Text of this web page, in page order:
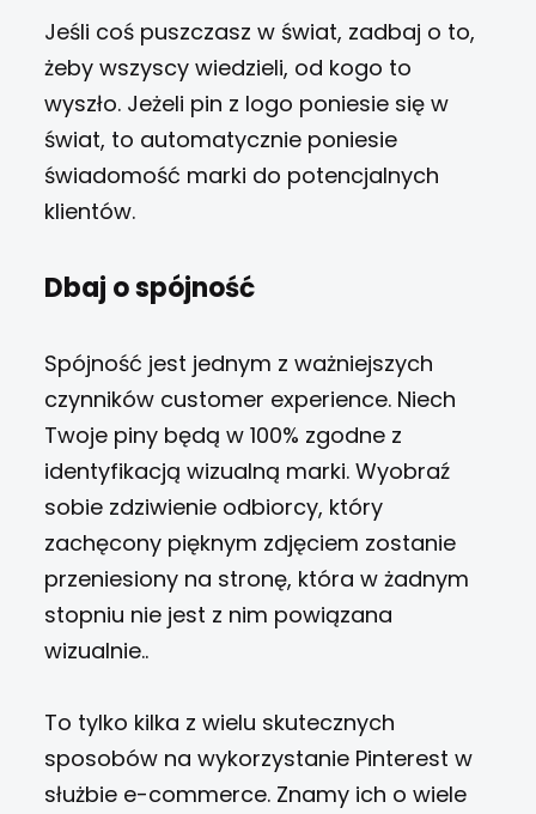
Jeśli coś puszczasz w świat, zadbaj o to,
żeby wszyscy wiedzieli, od kogo to
wyszło. Jeżeli pin z logo poniesie się w
świat, to automatycznie poniesie
świadomość marki do potencjalnych
klientów.
Dbaj o spójność
Spójność jest jednym z ważniejszych
czynników customer experience. Niech
Twoje piny będą w 100% zgodne z
identyfikacją wizualną marki. Wyobraź
sobie zdziwienie odbiorcy, który
zachęcony pięknym zdjęciem zostanie
przeniesiony na stronę, która w żadnym
stopniu nie jest z nim powiązana
wizualnie..
To tylko kilka z wielu skutecznych
sposobów na wykorzystanie Pinterest w
służbie e-commerce. Znamy ich o wiele